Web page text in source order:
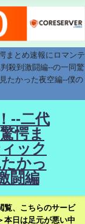
まとめ速報にロマンテ
殺到激闘編--の一同驚
たかった夜空編--僕の
--二代
愕ま
ック
かっ
闘編
覧、こちらのサービ
本日は足元が悪い中